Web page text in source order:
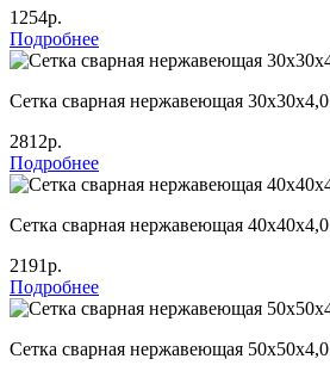
1254р.
Подробнее
Сетка сварная нержавеющая 30х30х4,0
2812р.
Подробнее
Сетка сварная нержавеющая 40х40х4,0
2191р.
Подробнее
Сетка сварная нержавеющая 50х50х4,0